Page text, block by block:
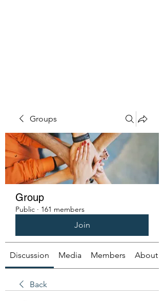
Groups
Group
Public · 161 members
Join
Discussion Media Members About
Back